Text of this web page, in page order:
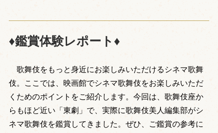
♦鑑賞体験レポート♦
歌舞伎をもっと身近にお楽しみいただけるシネマ歌舞
伎。ここでは、映画館でシネマ歌舞伎をお楽しみいただ
くためのポイントをご紹介します。今回は、歌舞伎座か
らもほど近い「東劇」で、実際に歌舞伎美人編集部がシ
ネマ歌舞伎を鑑賞してきました。ぜひ、ご鑑賞の参考に